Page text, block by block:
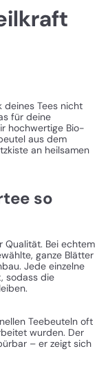
deines Tees nicht
für deine
hochwertige Bio-
aus dem
an heilsamen
so
Qualität. Bei echtem
ganze Blätter
Jede einzelne
sodass die
Teebeuteln oft
wurden. Der
– er zeigt sich